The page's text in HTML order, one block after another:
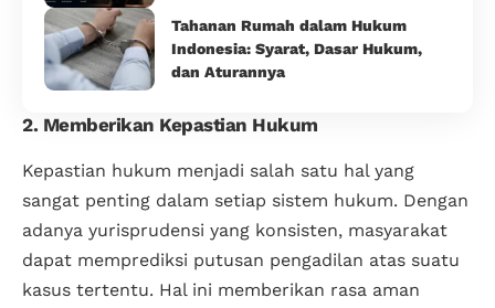
Tahanan Rumah dalam Hukum
Indonesia: Syarat, Dasar Hukum,
dan Aturannya
2. Memberikan Kepastian Hukum
Kepastian hukum menjadi salah satu hal yang
sangat penting dalam setiap sistem hukum. Dengan
adanya yurisprudensi yang konsisten, masyarakat
dapat memprediksi putusan pengadilan atas suatu
kasus tertentu. Hal ini memberikan rasa aman